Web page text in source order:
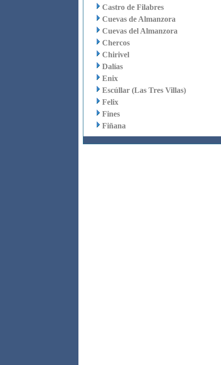
Castro de Filabres
Cuevas de Almanzora
Cuevas del Almanzora
Chercos
Chirivel
Dalías
Enix
Escúllar (Las Tres Villas)
Felix
Fines
Fiñana